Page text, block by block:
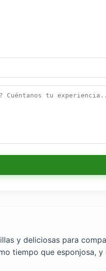
y deliciosas para
tiempo que esponjosa,